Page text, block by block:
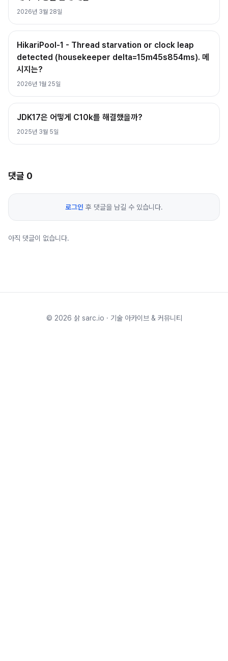
2026년 3월 28일
HikariPool-1 - Thread starvation or clock leap
detected (housekeeper delta=15m45s854ms). 메
시지는?
2026년 1월 25일
JDK17은 어떻게 C10k를 해결했을까?
2025년 3월 5일
댓글 0
로그인 후 댓글을 남길 수 있습니다.
아직 댓글이 없습니다.
© 2026 삵 sarc.io · 기술 아카이브 & 커뮤니티